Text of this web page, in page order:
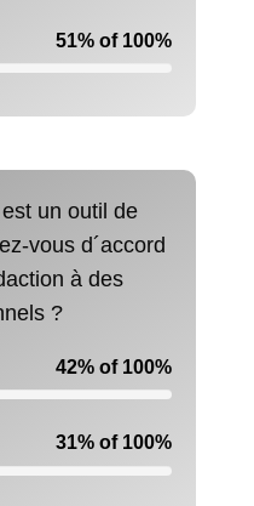
51% of 100%
un outil de
vous d´accord
à des
?
42% of 100%
31% of 100%